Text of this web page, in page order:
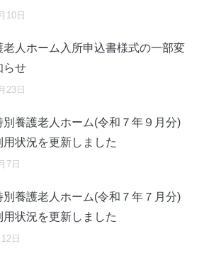
10日
老人ホーム入所申込書様式の一部変
らせ
23日
別養護老人ホーム(令和７年９月分)
用状況を更新しました
7日
別養護老人ホーム(令和７年７月分)
用状況を更新しました
日